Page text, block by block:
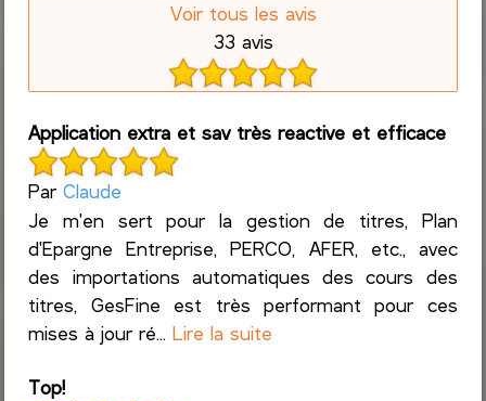
Voir tous les avis
33 avis
Application extra et sav très reactive et efficace
ParClaude
Je m'en sert pour la gestion de titres, Plan
d'Epargne Entreprise, PERCO, AFER, etc., avec
des importations automatiques des cours des
titres, GesFine est très performant pour ces
mises à jour ré...Lire la suite
Top!